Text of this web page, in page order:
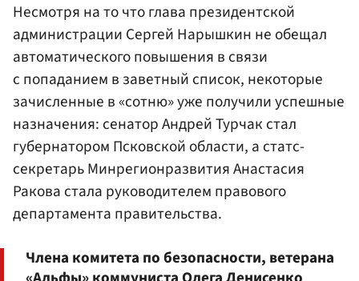
Несмотря на то что глава президентской
администрации Сергей Нарышкин не обещал
автоматического повышения в связи
с попаданием в заветный список, некоторые
зачисленные в «сотню» уже получили успешные
назначения: сенаторАндрей Турчак стал
губернатором Псковской области, а статс-
секретарь Минрегионразвития Анастасия
Ракова стала руководителем правового
департамента правительства.
Члена комитета по безопасности, ветерана